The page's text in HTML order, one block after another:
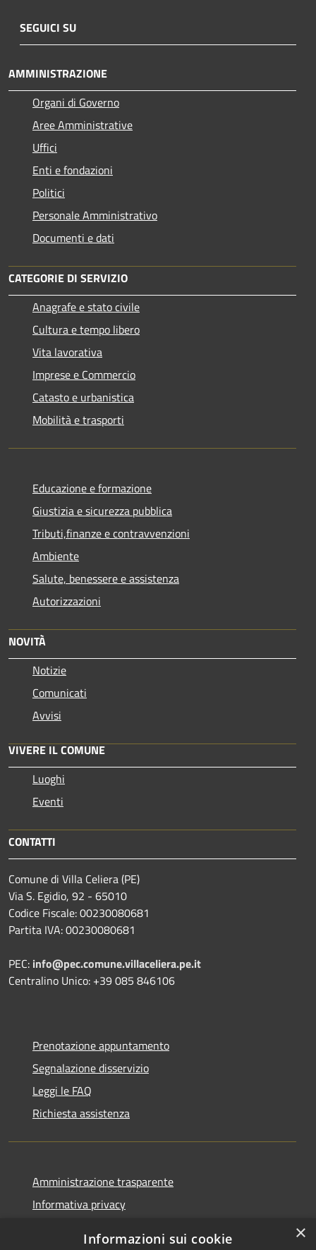
SEGUICI SU
AMMINISTRAZIONE
Organi di Governo
Aree Amministrative
Uffici
Enti e fondazioni
Politici
Personale Amministrativo
Documenti e dati
CATEGORIE DI SERVIZIO
Anagrafe e stato civile
Cultura e tempo libero
Vita lavorativa
Imprese e Commercio
Catasto e urbanistica
Mobilità e trasporti
Educazione e formazione
Giustizia e sicurezza pubblica
Tributi,finanze e contravvenzioni
Ambiente
Salute, benessere e assistenza
Autorizzazioni
NOVITÀ
Notizie
Comunicati
Avvisi
VIVERE IL COMUNE
Luoghi
Eventi
CONTATTI
Comune di Villa Celiera (PE)
Via S. Egidio, 92 - 65010
Codice Fiscale: 00230080681
Partita IVA: 00230080681
PEC: info@pec.comune.villaceliera.pe.it
Centralino Unico: +39 085 846106
Prenotazione appuntamento
Segnalazione disservizio
Leggi le FAQ
Richiesta assistenza
Amministrazione trasparente
Informativa privacy
×
Informazioni sui cookie